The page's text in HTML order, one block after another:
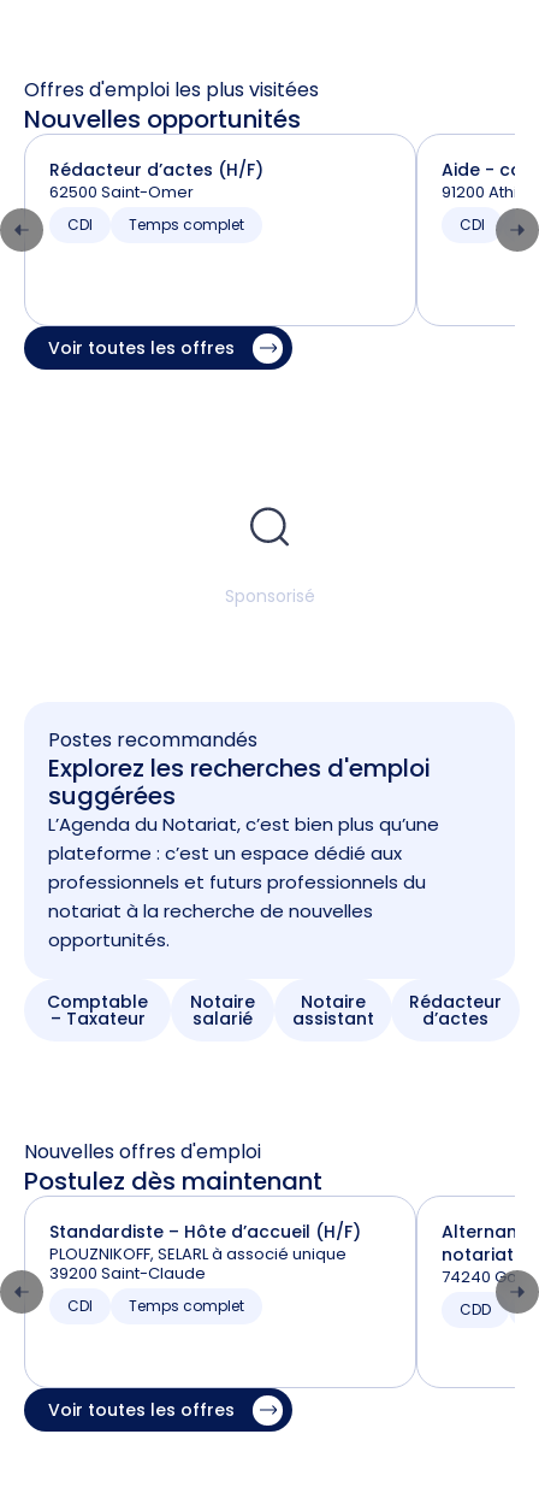
Offres d'emploi les plus visitées
Nouvelles opportunités
Rédacteur d’actes (H/F)
62500 Saint-Omer
CDI Temps complet
Aide -
91200
CDI
Voir toutes les offres
Sponsorisé
Postes recommandés
Explorez les recherches d'emploi
suggérées
L’Agenda du Notariat, c’est bien plus qu’une
plateforme : c’est un espace dédié aux
professionnels et futurs professionnels du
notariat à la recherche de nouvelles
opportunités.
Comptable
– Taxateur
Notaire
salarié
Notaire
assistant
Rédacteur
d’actes
Nouvelles offres d'emploi
Postulez dès maintenant
Standardiste – Hôte d’accueil (H/F)
PLOUZNIKOFF, SELARL à associé unique
39200 Saint-Claude
CDI Temps complet
notariat
74240
CDD
Voir toutes les offres